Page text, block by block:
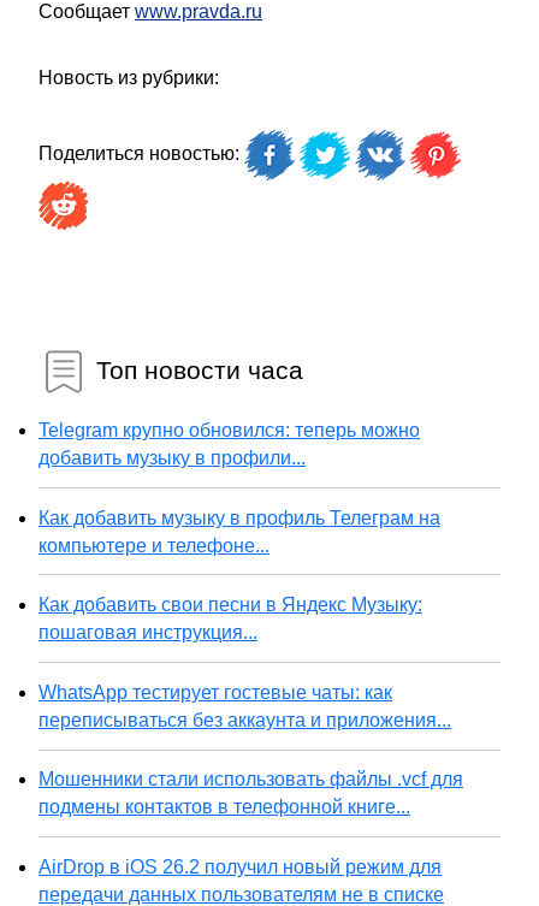
Сообщает www.pravda.ru
Новость из рубрики:
Поделиться новостью:
Топ новости часа
Telegram крупно обновился: теперь можно
добавить музыку в профили...
Как добавить музыку в профиль Телеграм на
компьютере и телефоне...
Как добавить свои песни в Яндекс Музыку:
пошаговая инструкция...
WhatsApp тестирует гостевые чаты: как
переписываться без аккаунта и приложения...
Мошенники стали использовать файлы .vcf для
подмены контактов в телефонной книге...
AirDrop в iOS 26.2 получил новый режим для
передачи данных пользователям не в списке